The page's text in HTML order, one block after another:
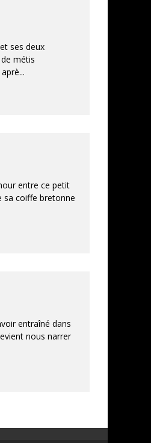
ses deux
métis
...
entre ce petit
sa coiffe bretonne
entraîné dans
nous narrer